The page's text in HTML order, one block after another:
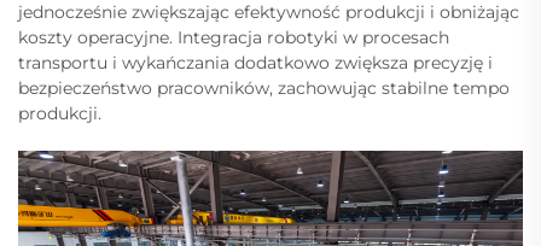
jednocześnie zwiększając efektywność produkcji i obniżając
koszty operacyjne. Integracja robotyki w procesach
transportu i wykańczania dodatkowo zwiększa precyzję i
bezpieczeństwo pracowników, zachowując stabilne tempo
produkcji.